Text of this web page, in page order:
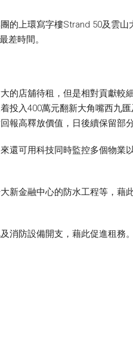
的上環寫字樓Strand 50及雲
差時間。
的店舖待租，但是相對貢獻較
入400萬元翻新大角嘴西九
報高釋放價值，日後續保留部分
可用科技同時監控多個物業
新金融中心的防水工程等，藉
防設備開支，藉此促進租務